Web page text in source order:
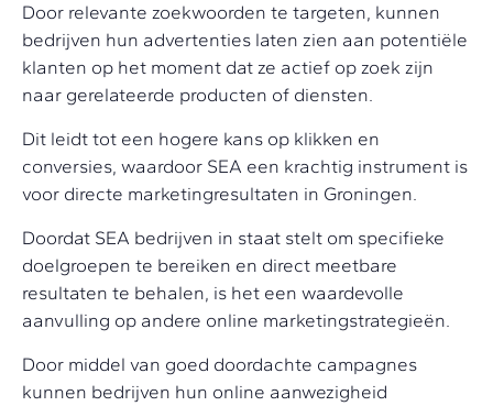
Door relevante zoekwoorden te targeten, kunnen
bedrijven hun advertenties laten zien aan potentiële
klanten op het moment dat ze actief op zoek zijn
naar gerelateerde producten of diensten.
Dit leidt tot een hogere kans op klikken en
conversies, waardoor SEA een krachtig instrument is
voor directe marketingresultaten in Groningen.
Doordat SEA bedrijven in staat stelt om specifieke
doelgroepen te bereiken en direct meetbare
resultaten te behalen, is het een waardevolle
aanvulling op andere online marketingstrategieën.
Door middel van goed doordachte campagnes
kunnen bedrijven hun online aanwezigheid